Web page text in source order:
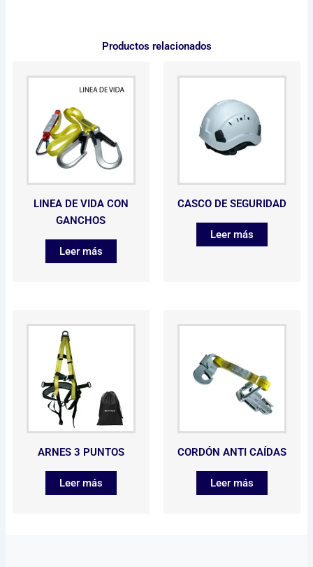
Productos relacionados
LINEA DE VIDA CON
GANCHOS
Leer más
CASCO DE SEGURIDAD
Leer más
ARNES 3 PUNTOS
Leer más
CORDÓN ANTI CAÍDAS
Leer más